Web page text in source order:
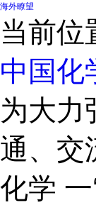
海外瞭望
当前位
中国化
为大力
通、交
化学